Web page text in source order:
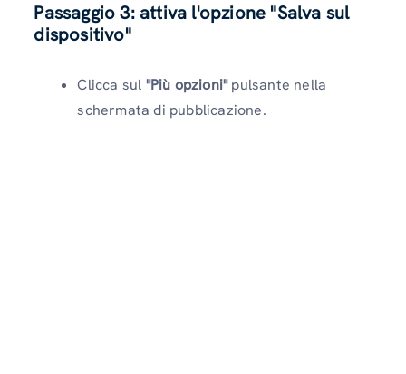
Passaggio 3: attiva l'opzione "Salva sul
dispositivo"
Clicca sul "Più opzioni"pulsante nella
schermata di pubblicazione.